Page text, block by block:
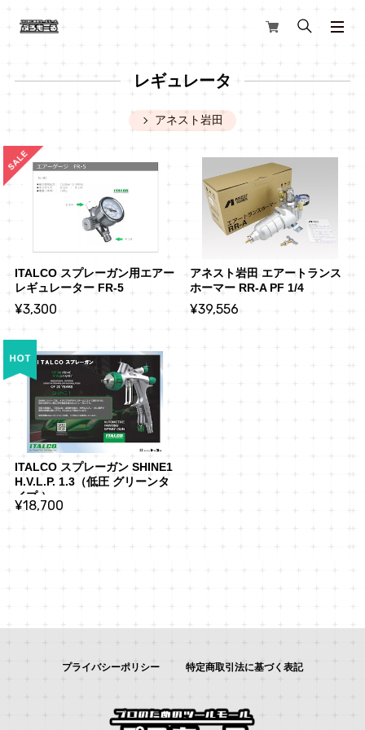
レギュレータ
アネスト岩田
ITALCO スプレーガン用エアー
レギュレーター FR-5
¥3,300
アネスト岩田 エアートランス
ホーマー RR-A PF 1/4
¥39,556
ITALCO スプレーガン SHINE1
H.V.L.P. 1.3（低圧 グリーンタ
イプ ）
¥18,700
プライバシーポリシー 特定商取引法に基づく表記